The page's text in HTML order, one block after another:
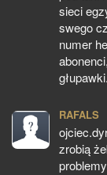
sieci
swego
numer
RAFALS
zrobią